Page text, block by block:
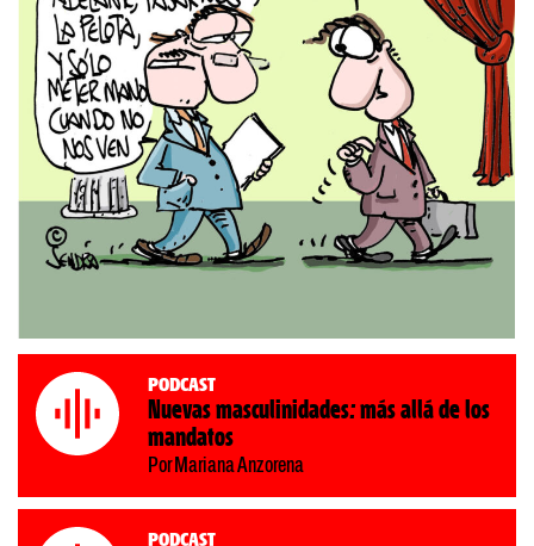
Podcast
Nuevas masculinidades: más allá de los
mandatos
Por Mariana Anzorena
Podcast